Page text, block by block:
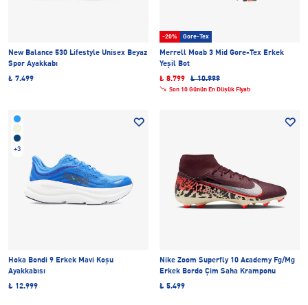
New Balance 530 Lifestyle Unisex Beyaz
Spor Ayakkabı
₺ 7.499
-20% Gore-Tex
Merrell Moab 3 Mid Gore-Tex Erkek
Yeşil Bot
₺ 8.799
₺ 10.999
Son 10 Günün En Düşük Fiyatı
+3
Hoka Bondi 9 Erkek Mavi Koşu
Ayakkabısı
₺ 12.999
Nike Zoom Superfly 10 Academy Fg/Mg
Erkek Bordo Çim Saha Kramponu
₺ 5.499